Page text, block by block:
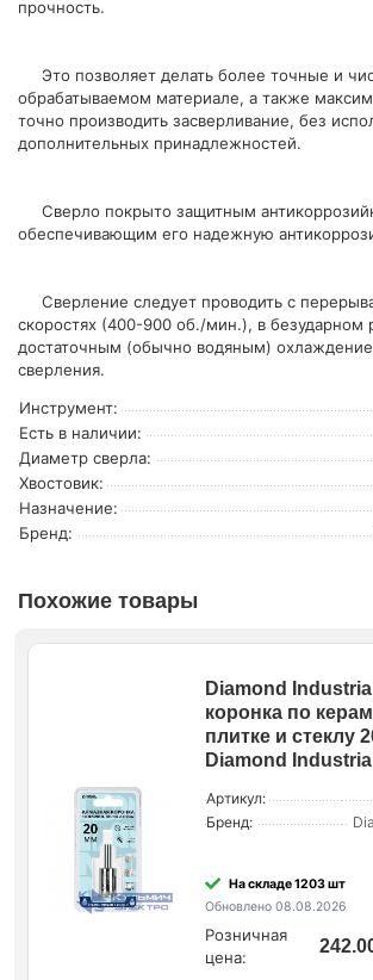
прочность.
Это позволяет делать более точные и
обрабатываемом материале, а также
точно производить засверливание, без
дополнительных принадлежностей.
Сверло покрыто защитным
обеспечивающим его надежную
Сверление следует проводить с
скоростях (400-900 об./мин.), в безударном
достаточным (обычно водяным)
сверления.
Инструмент:
Есть в наличии:
Диаметр сверла:
Хвостовик:
Назначение:
Бренд:
Похожие товары
Diamond
коронка по
плитке и стеклу
Diamond Industrial
Артикул:
Бренд:
На складе 1203 шт
Обновлено 08.08.2026
Розничная
цена: